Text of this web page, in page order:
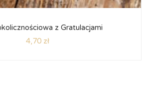
z Gratulacjami
4,70 zł